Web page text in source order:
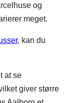
og
meget.
, kan du
at se
giver større